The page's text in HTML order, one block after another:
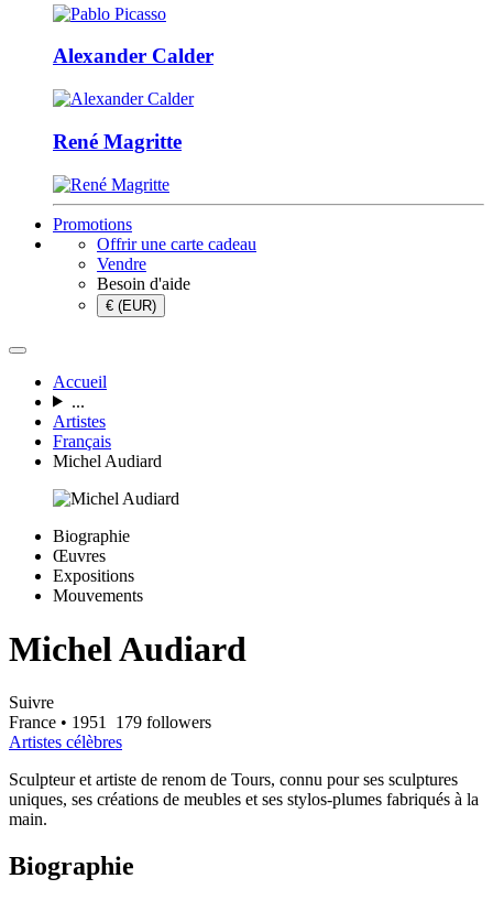
Alexander Calder
René Magritte
Promotions
Offrir une carte cadeau
Vendre
Besoin d'aide
€ (EUR)
Accueil
...
Artistes
Français
Michel Audiard
Biographie
Œuvres
Expositions
Mouvements
Michel Audiard
Suivre
France • 1951 179 followers
Artistes célèbres
Sculpteur et artiste de renom de Tours, connu pour ses sculptures
uniques, ses créations de meubles et ses stylos-plumes fabriqués à la
main.
Biographie